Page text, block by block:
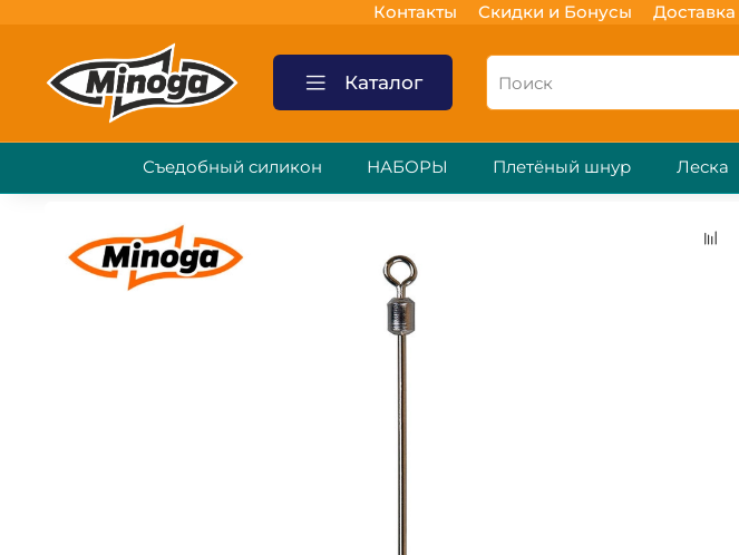
Контакты Скидки и Бонусы Доставка
Каталог
Съедобный силикон НАБОРЫ Плетёный шнур Леска